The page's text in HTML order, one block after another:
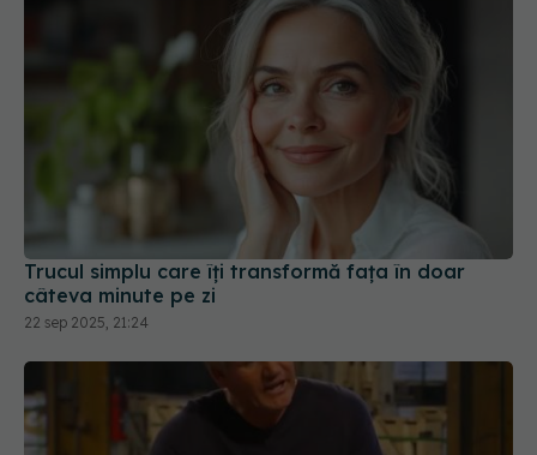
Trucul simplu care îți transformă fața în doar
câteva minute pe zi